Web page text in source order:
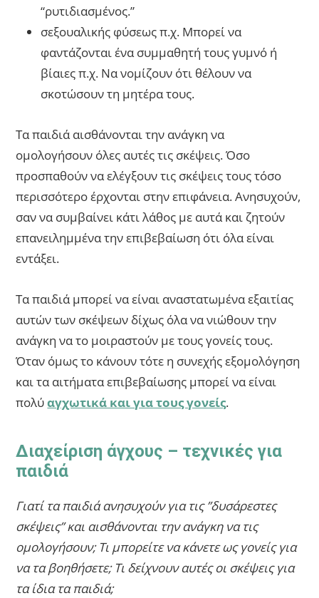
“ρυτιδιασμένος.”
σεξουαλικής φύσεως π.χ. Μπορεί να
φαντάζονται ένα συμμαθητή τους γυμνό ή
βίαιες π.χ. Να νομίζουν ότι θέλουν να
σκοτώσουν τη μητέρα τους.
Τα παιδιά αισθάνονται την ανάγκη να
ομολογήσουν όλες αυτές τις σκέψεις. Όσο
προσπαθούν να ελέγξουν τις σκέψεις τους τόσο
περισσότερο έρχονται στην επιφάνεια. Ανησυχούν,
σαν να συμβαίνει κάτι λάθος με αυτά και ζητούν
επανειλημμένα την επιβεβαίωση ότι όλα είναι
εντάξει.
Τα παιδιά μπορεί να είναι αναστατωμένα εξαιτίας
αυτών των σκέψεων δίχως όλα να νιώθουν την
ανάγκη να το μοιραστούν με τους γονείς τους.
Όταν όμως το κάνουν τότε η συνεχής εξομολόγηση
και τα αιτήματα επιβεβαίωσης μπορεί να είναι
πολύαγχωτικά και για τους γονείς.
Διαχείριση άγχους – τεχνικές για
παιδιά
Γιατί τα παιδιά ανησυχούν για τις ”δυσάρεστες
σκέψεις” και αισθάνονται την ανάγκη να τις
ομολογήσουν; Τι μπορείτε να κάνετε ως γονείς για
να τα βοηθήσετε; Τι δείχνουν αυτές οι σκέψεις για
τα ίδια τα παιδιά;